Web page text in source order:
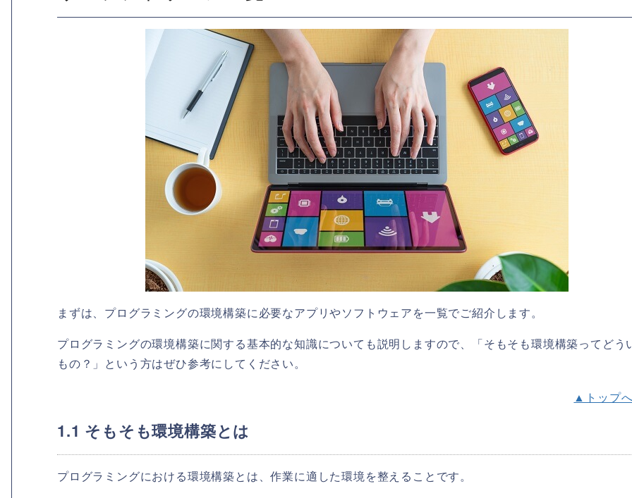
まずは、プログラミングの環境構築に必要なアプリやソフトウェアを一覧でご紹介します。
プログラミングの環境構築に関する基本的な知識についても説明しますので、「そもそも環境構築ってどう
もの？」という方はぜひ参考にしてください。
▲トップ
1.1 そもそも環境構築とは
プログラミングにおける環境構築とは、作業に適した環境を整えることです。